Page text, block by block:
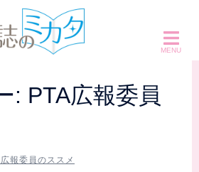
: PTA広報委員
報委員のススメ